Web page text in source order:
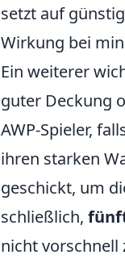
setzt auf
Wirkung bei
Ein weiterer
guter Deckung
AWP-Spieler,
ihren starken
geschickt, um
schließlich,
nicht vorschnell